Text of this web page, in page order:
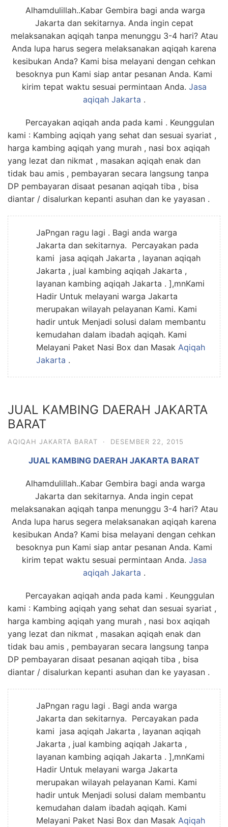
Alhamdulillah..Kabar Gembira bagi anda warga
Jakarta dan sekitarnya. Anda ingin cepat
melaksanakan aqiqah tanpa menunggu 3-4 hari? Atau
Anda lupa harus segera melaksanakan aqiqah karena
kesibukan Anda? Kami bisa melayani dengan cehkan
besoknya pun Kami siap antar pesanan Anda. Kami
kirim tepat waktu sesuai permintaan Anda. Jasa
aqiqah Jakarta .
Percayakan aqiqah anda pada kami . Keunggulan
kami : Kambing aqiqah yang sehat dan sesuai syariat ,
harga kambing aqiqah yang murah , nasi box aqiqah
yang lezat dan nikmat , masakan aqiqah enak dan
tidak bau amis , pembayaran secara langsung tanpa
DP pembayaran disaat pesanan aqiqah tiba , bisa
diantar / disalurkan kepanti asuhan dan ke yayasan .
JaPngan ragu lagi . Bagi anda warga
Jakarta dan sekitarnya. Percayakan pada
kami jasa aqiqah Jakarta , layanan aqiqah
Jakarta , jual kambing aqiqah Jakarta ,
layanan kambing aqiqah Jakarta . ],mnKami
Hadir Untuk melayani warga Jakarta
merupakan wilayah pelayanan Kami. Kami
hadir untuk Menjadi solusi dalam membantu
kemudahan dalam ibadah aqiqah. Kami
Melayani Paket Nasi Box dan Masak Aqiqah
Jakarta .
JUAL KAMBING DAERAH JAKARTA
BARAT
AQIQAH JAKARTA BARAT · DESEMBER 22, 2015
JUAL KAMBING DAERAH JAKARTA BARAT
Alhamdulillah..Kabar Gembira bagi anda warga
Jakarta dan sekitarnya. Anda ingin cepat
melaksanakan aqiqah tanpa menunggu 3-4 hari? Atau
Anda lupa harus segera melaksanakan aqiqah karena
kesibukan Anda? Kami bisa melayani dengan cehkan
besoknya pun Kami siap antar pesanan Anda. Kami
kirim tepat waktu sesuai permintaan Anda. Jasa
aqiqah Jakarta .
Percayakan aqiqah anda pada kami . Keunggulan
kami : Kambing aqiqah yang sehat dan sesuai syariat ,
harga kambing aqiqah yang murah , nasi box aqiqah
yang lezat dan nikmat , masakan aqiqah enak dan
tidak bau amis , pembayaran secara langsung tanpa
DP pembayaran disaat pesanan aqiqah tiba , bisa
diantar / disalurkan kepanti asuhan dan ke yayasan .
JaPngan ragu lagi . Bagi anda warga
Jakarta dan sekitarnya. Percayakan pada
kami jasa aqiqah Jakarta , layanan aqiqah
Jakarta , jual kambing aqiqah Jakarta ,
layanan kambing aqiqah Jakarta . ],mnKami
Hadir Untuk melayani warga Jakarta
merupakan wilayah pelayanan Kami. Kami
hadir untuk Menjadi solusi dalam membantu
kemudahan dalam ibadah aqiqah. Kami
Melayani Paket Nasi Box dan Masak Aqiqah